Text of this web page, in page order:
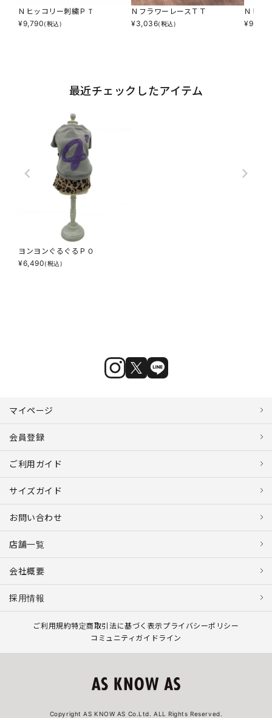
Ｎヒッコリー刺繍ＰＴ
¥9,790(税込)
ＮフラワーレースＴＴ
¥3,036(税込)
Ｎヒッ
¥9,790
最近チェックしたアイテム
ヨンヨンぐるぐるＰＯ
¥6,490(税込)
マイページ
会員登録
ご利用ガイド
サイズガイド
お問い合わせ
店舗一覧
会社概要
採用情報
ご利用規約特定商取引法に基づく表示プライバシーポリシー
コミュニティガイドライン
Copyright AS KNOW AS Co.Ltd. ALL Rights Reserved.